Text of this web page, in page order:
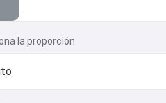
la proporción